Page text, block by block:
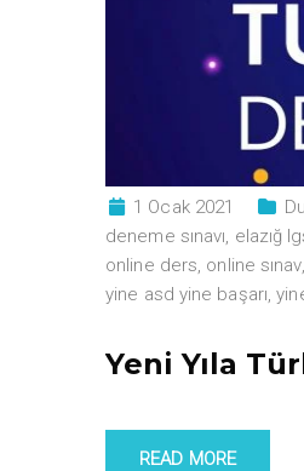
1 Ocak 2021
deneme sınavı, elazığ
online ders, online sınav,
yine asd yine başarı,
Yeni Yıla
READ MORE